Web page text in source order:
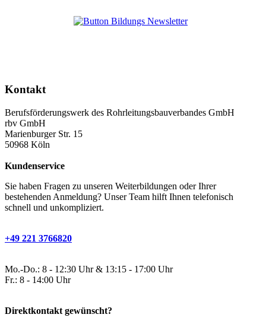
Kontakt
Berufsförderungswerk des Rohrleitungsbauverbandes GmbH
rbv GmbH
Marienburger Str. 15
50968 Köln
Kundenservice
Sie haben Fragen zu unseren Weiterbildungen oder Ihrer
bestehenden Anmeldung? Unser Team hilft Ihnen telefonisch
schnell und unkompliziert.
+49 221 3766820
Mo.-Do.: 8 - 12:30 Uhr & 13:15 - 17:00 Uhr
Fr.: 8 - 14:00 Uhr
Direktkontakt gewünscht?